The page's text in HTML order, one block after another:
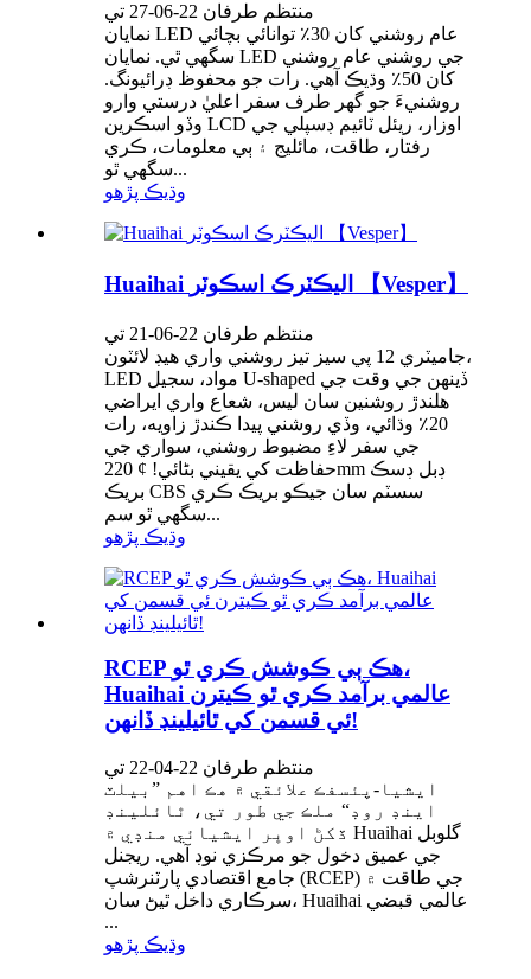
منتظم طرفان 22-06-27 تي
نمايان LED عام روشني کان 30٪ توانائي بچائي
سگھي ٿي. نمايان LED جي روشني عام روشني
کان 50٪ وڌيڪ آهي. رات جو محفوظ ڊرائيونگ.
روشنيءَ جو گھر طرف سفر اعليٰ درستي وارو
وڏو اسڪرين LCD اوزار، ريئل ٽائيم ڊسپلي جي
رفتار، طاقت، مائليج ۽ ٻي معلومات، ڪري
سگھي ٿو...
وڌيڪ پڙهو
Huaihai اليڪٽرڪ اسڪوٽر 【Vesper】
منتظم طرفان 22-06-21 تي
جاميٽري 12 پي سيز تيز روشني واري هيڊ لائٽون،
LED مواد، سجيل U-shaped ڏينهن جي وقت جي
هلندڙ روشنين سان ليس، شعاع واري ايراضي
20٪ وڌائي، وڏي روشني پيدا ڪندڙ زاويه، رات
جي سفر لاءِ مضبوط روشني، سواري جي
حفاظت کي يقيني بڻائي! ¢ 220mm ڊبل ڊسڪ
بريڪ CBS سسٽم سان جيڪو بريڪ ڪري
سگھي ٿو سم...
وڌيڪ پڙهو
RCEP هڪ ٻي ڪوشش ڪري ٿو،
Huaihai عالمي برآمد ڪري ٿو ڪيترن
ئي قسمن کي ٿائيلينڊ ڏانهن!
منتظم طرفان 22-04-22 تي
ايشيا-پئسفڪ علائقي ۾ هڪ اهم ”بيلٽ
اينڊ روڊ“ ملڪ جي طور تي، ٿائلينڊ
ڏکڻ اوڀر ايشيائي منڊي ۾ Huaihai گلوبل
جي عميق دخول جو مرڪزي نوڊ آهي. ريجنل
جامع اقتصادي پارٽنرشپ (RCEP) جي طاقت ۾
سرڪاري داخل ٿيڻ سان، Huaihai عالمي قبضي
...
وڌيڪ پڙهو